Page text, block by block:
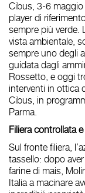
Cibus, 3-6
player di
sempre più verde.
vista ambientale,
sempre uno degli
guidata dagli
Rossetto, e oggi
interventi in ottica
Cibus, in
Parma.
Filiera controllata
Sul fronte filiera,
tassello: dopo
farine di mais,
Italia a macinare